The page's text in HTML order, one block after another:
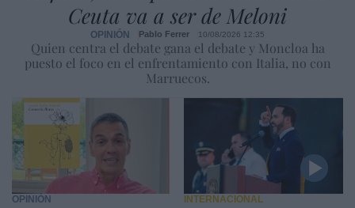
Ceuta va a ser de Meloni
OPINIÓN Pablo Ferrer 10/08/2026 12:35
Quien centra el debate gana el debate y Moncloa ha
puesto el foco en el enfrentamiento con Italia, no con
Marruecos.
OPINIÓN INTERNACIONAL